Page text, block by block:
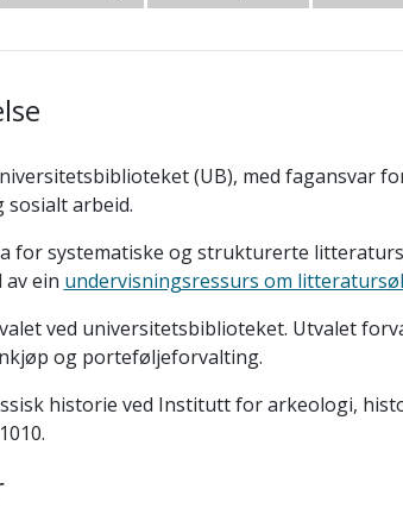
(UB), med fagansvar
arbeid.
for systematiske og strukturerte
ein undervisningsressurs om
ved universitetsbiblioteket. Utvalet
og porteføljeforvalting.
historie ved Institutt for arkeologi,